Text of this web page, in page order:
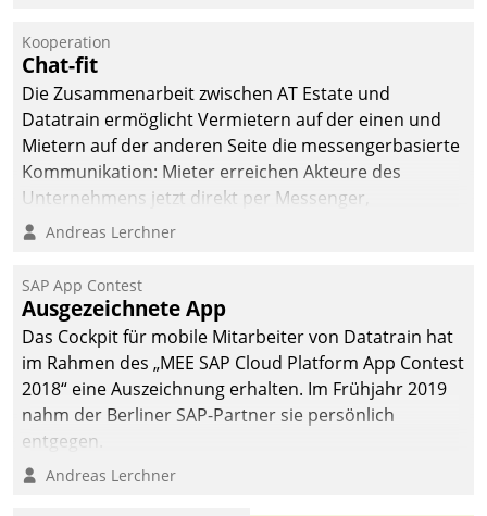
Kooperation
Chat-fit
Die Zusammenarbeit zwischen AT Estate und
Datatrain ermöglicht Vermietern auf der einen und
Mietern auf der anderen Seite die messengerbasierte
Kommunikation: Mieter erreichen Akteure des
Unternehmens jetzt direkt per Messenger,
Mitarbeiter oder Dienstleister empfangen oder
Andreas Lerchner
SAP App Contest
Ausgezeichnete App
Das Cockpit für mobile Mitarbeiter von Datatrain hat
im Rahmen des „MEE SAP Cloud Platform App Contest
2018“ eine Auszeichnung erhalten. Im Frühjahr 2019
nahm der Berliner SAP-Partner sie persönlich
entgegen.
Andreas Lerchner